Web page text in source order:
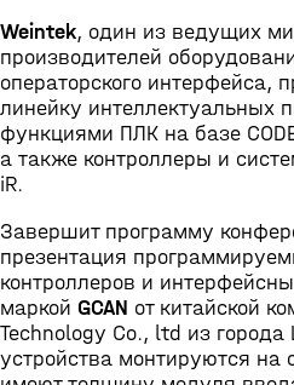
Weintek, один из ведущих
производителей
операторского интерфейса,
линейку интеллектуальных
функциями ПЛК на базе
а также контроллеры и
iR.
Завершит программу
презентация
контроллеров и
маркой GCAN от китайской
Technology Co., ltd из
устройства монтируются на